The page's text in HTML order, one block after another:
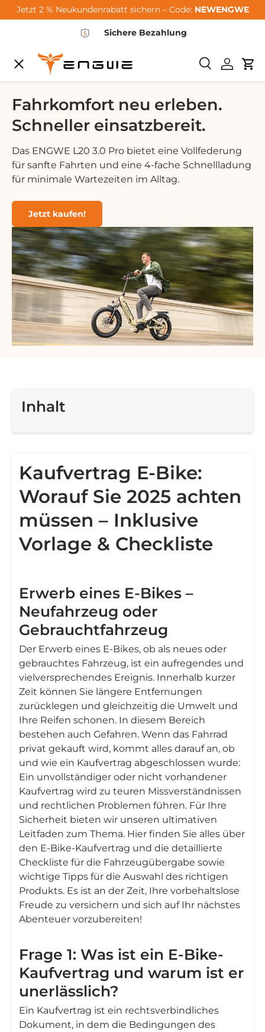
Vai al contenuto
Jetzt 2 % Neukundenrabatt sichern – Code: NEWENGWE
Sichere Bezahlung
Login
Menu
City-Sale
E-Bikes
Zubehör
Community
Support
Fahrkomfort neu erleben.
Schneller einsatzbereit.
Das ENGWE L20 3.0 Pro bietet eine Vollfederung
für sanfte Fahrten und eine 4-fache Schnellladung
für minimale Wartezeiten im Alltag.
Jetzt kaufen!
Inhalt
Kaufvertrag E-Bike:
Worauf Sie 2025 achten
müssen – Inklusive
Vorlage & Checkliste
Erwerb eines E-Bikes –
Neufahrzeug oder
Gebrauchtfahrzeug
Der Erwerb eines E-Bikes, ob als neues oder
gebrauchtes Fahrzeug, ist ein aufregendes und
vielversprechendes Ereignis. Innerhalb kurzer
Zeit können Sie längere Entfernungen
zurücklegen und gleichzeitig die Umwelt und
Ihre Reifen schonen. In diesem Bereich
bestehen auch Gefahren. Wenn das Fahrrad
privat gekauft wird, kommt alles darauf an, ob
und wie ein Kaufvertrag abgeschlossen wurde:
Ein unvollständiger oder nicht vorhandener
Kaufvertrag wird zu teuren Missverständnissen
und rechtlichen Problemen führen. Für Ihre
Sicherheit bieten wir unseren ultimativen
Leitfaden zum Thema. Hier finden Sie alles über
den E-Bike-Kaufvertrag und die detaillierte
Checkliste für die Fahrzeugübergabe sowie
wichtige Tipps für die Auswahl des richtigen
Produkts. Es ist an der Zeit, Ihre vorbehaltslose
Freude zu versichern und sich auf Ihr nächstes
Abenteuer vorzubereiten!
Frage 1: Was ist ein E-Bike-
Kaufvertrag und warum ist er
unerlässlich?
Ein Kaufvertrag ist ein rechtsverbindliches
Dokument, in dem die Bedingungen des